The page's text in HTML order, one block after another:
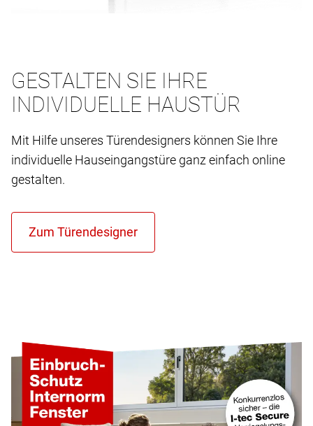
GESTALTEN SIE IHRE
INDIVIDUELLE HAUSTÜR
Mit Hilfe unseres Türendesigners können Sie Ihre
individuelle Hauseingangstüre ganz einfach online
gestalten.